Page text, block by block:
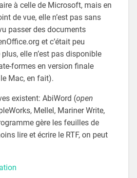
à celle de Microsoft, mais en
de vue, elle n’est pas sans
passer des documents
et c’était peu
elle n’est pas disponible
formes en version finale
Mac, en fait).
existent: AbiWord (open
Mellel, Mariner Write,
gère les feuilles de
lire et écrire le RTF, on peut